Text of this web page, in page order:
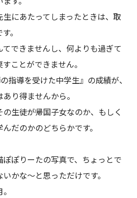
にあたってしまったときは、取
。
できませんし、何よりも過ぎて
ことができません。
指導を受けた中学生』の成績が、
り得ませんから。
生徒が帰国子女なのか、もしく
だのかのどちらかです。
ぽりーたの写真で、ちょっとで
かな～と思っただけです。